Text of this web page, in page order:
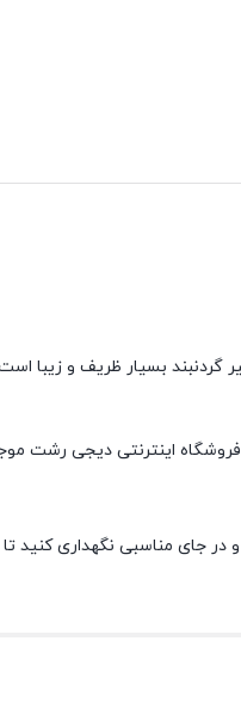
فروشگاه اینترنتی دیجی رشت
در جای مناسبی نگهداری کنید